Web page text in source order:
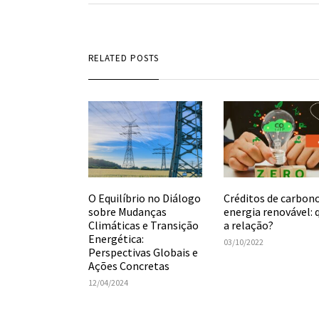
RELATED POSTS
O Equilíbrio no Diálogo
sobre Mudanças
Climáticas e Transição
Energética:
Perspectivas Globais e
Ações Concretas
12/04/2024
Créditos de
energia renovável:
a relação?
03/10/2022